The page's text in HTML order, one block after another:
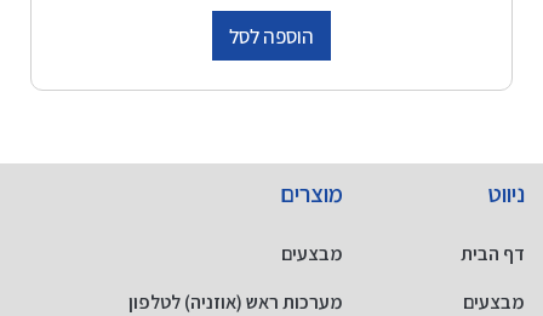
הוספה לסל
ניווט
דף הבית
מבצעים
מוצרים
מבצעים
מערכות ראש (אוזניה) לטלפון